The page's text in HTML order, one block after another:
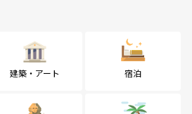
建築・アート 宿泊